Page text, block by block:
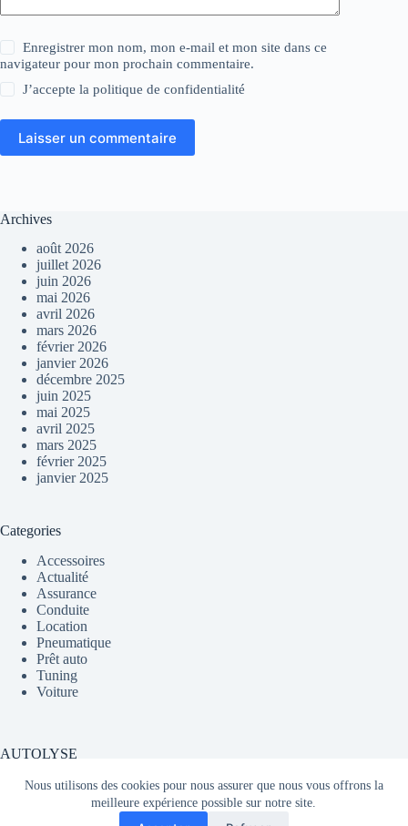
Nous utilisons des cookies pour nous assurer que nous vous offrons la
meilleure expérience possible sur notre site.
Enregistrer mon nom, mon e-mail et mon site dans ce
navigateur pour mon prochain commentaire.
J’accepte lapolitique de confidentialité
Laisser un commentaire
Archives
août 2026
juillet 2026
juin 2026
mai 2026
avril 2026
mars 2026
février 2026
janvier 2026
décembre 2025
juin 2025
mai 2025
avril 2025
mars 2025
février 2025
janvier 2025
Categories
Accessoires
Actualité
Assurance
Conduite
Location
Pneumatique
Prêt auto
Tuning
Voiture
AUTOLYSE
Média partageant du contenu sur l'actualité automobile en